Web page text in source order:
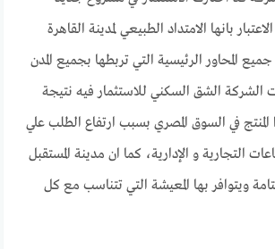
بانها الامتداد الطبيعي لمدينة القاهرة
المحاور الرئيسية التي تربطها بجميع المدن
الشركة الشق السكني للاستثمار فيه نتيجة
المنتج في السوق المصري بسبب ارتفاع الطلب علي
التجارية و الإدارية، كما ان مدينة المستقبل
ويتوافر بها المعيشة التي تتناسب مع كل